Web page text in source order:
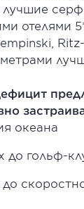
отелями
океана​
до гольф-